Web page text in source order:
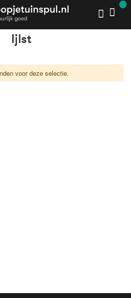
Ijlst
voor deze selectie.